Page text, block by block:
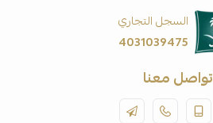
السجل التجاري
4031039475
تواصل معنا